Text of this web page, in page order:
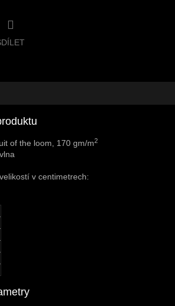
of the loom, 170 gm/m2
v centimetrech: